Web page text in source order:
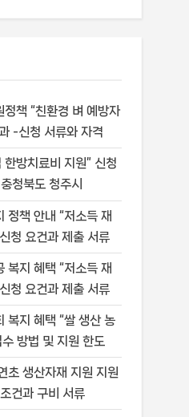
책 “친환경 벼 예방자
-신청 서류와 자격
방치료비 지원” 신청
청북도 청주시
정책 안내 “저소득 재
청 요건과 제출 서류
복지 혜택 “저소득 재
청 요건과 제출 서류
복지 혜택 “쌀 생산 농
방법 및 지원 한도
초 생산자재 지원 지원
건과 구비 서류